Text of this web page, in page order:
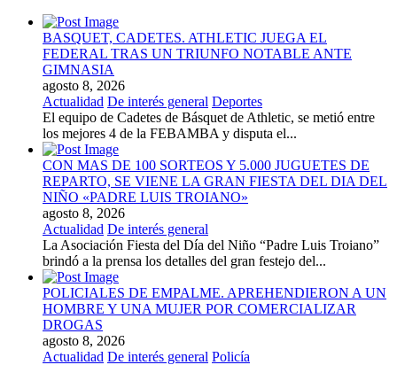
BASQUET, CADETES. ATHLETIC JUEGA EL
FEDERAL TRAS UN TRIUNFO NOTABLE ANTE
GIMNASIA
agosto 8, 2026
Actualidad De interés general Deportes
El equipo de Cadetes de Básquet de Athletic, se metió entre
los mejores 4 de la FEBAMBA y disputa el...
CON MAS DE 100 SORTEOS Y 5.000 JUGUETES DE
REPARTO, SE VIENE LA GRAN FIESTA DEL DIA DEL
NIÑO «PADRE LUIS TROIANO»
agosto 8, 2026
Actualidad De interés general
La Asociación Fiesta del Día del Niño “Padre Luis Troiano”
brindó a la prensa los detalles del gran festejo del...
POLICIALES DE EMPALME. APREHENDIERON A UN
HOMBRE Y UNA MUJER POR COMERCIALIZAR
DROGAS
agosto 8, 2026
Actualidad De interés general Policía